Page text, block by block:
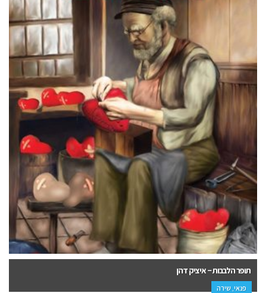
למה בכלל בית ספר? – אברהם פרנק
עסקים, פנאי, עיון, נוער, הדרכה ופנאי, חינוך והורות